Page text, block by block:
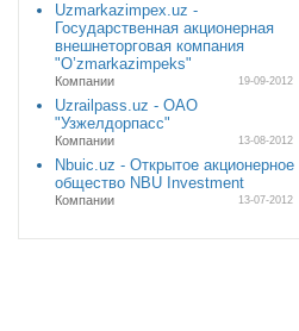
Uzmarkazimpex.uz -
Государственная акционерная
внешнеторговая компания
"O’zmarkazimpeks"
Компании 19-09-2012
Uzrailpass.uz - ОАО
"Узжелдорпасс"
Компании 13-08-2012
Nbuic.uz - Открытое акционерное
общество NBU Investment
Компании 13-07-2012